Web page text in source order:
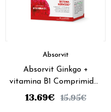
Absorvit
Absorvit Ginkgo +
vitamina B1 Comprimidos
(x60 unidades)
13.69€ 15.95€